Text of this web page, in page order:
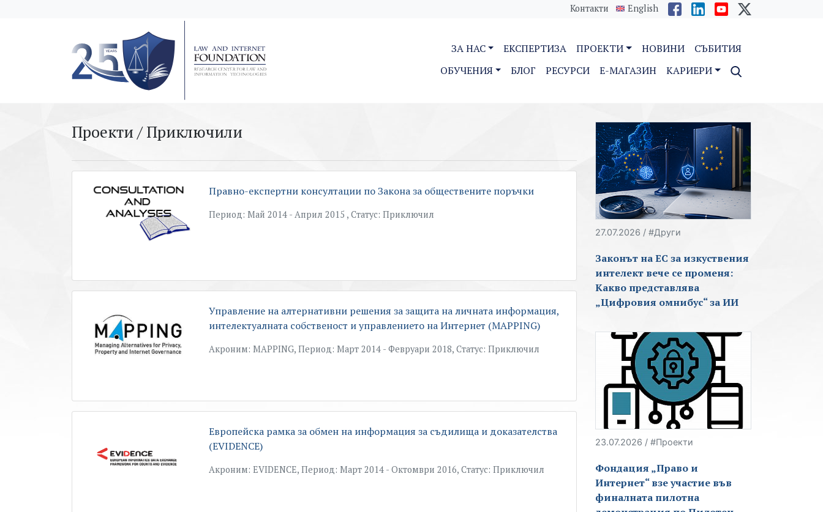
Контакти English
ЗА НАС ЕКСПЕРТИЗА ПРОЕКТИ НОВИНИ
СЪБИТИЯ
ОБУЧЕНИЯ
БЛОГ РЕСУРСИ E-МАГАЗИН КАРИЕРИ
Проекти / Приключили
Правно-експертни консултации по Закона за обществените поръчки
Период: Май 2014 - Април 2015 , Статус: Приключил
Управление на алтернативни решения за защита на личната информация,
интелектуалната собственост и управлението на Интернет (MAPPING)
Акроним: MAPPING, Период: Март 2014 - Февруари 2018, Статус: Приключил
Европейска рамка за обмен на информация за съдилища и доказателства
(EVIDENCE)
Акроним: EVIDENCE, Период: Март 2014 - Октомври 2016, Статус: Приключил
27.07.2026 / #Други
Законът на ЕС за изкуствения
интелект вече се променя:
Какво представлява
„Цифровия омнибус“ за ИИ
23.07.2026 / #Проекти
Фондация „Право и
Интернет“ взе участие във
финалната пилотна